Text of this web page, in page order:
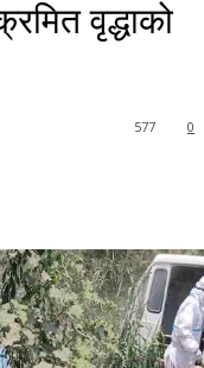
वृद्धाको
0
577